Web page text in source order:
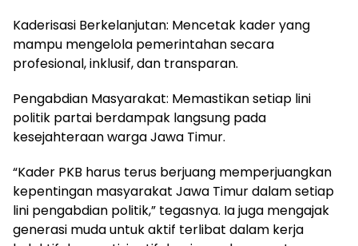
Kaderisasi Berkelanjutan: Mencetak kader yang
mampu mengelola pemerintahan secara
profesional, inklusif, dan transparan.
Pengabdian Masyarakat: Memastikan setiap lini
politik partai berdampak langsung pada
kesejahteraan warga Jawa Timur.
“Kader PKB harus terus berjuang memperjuangkan
kepentingan masyarakat Jawa Timur dalam setiap
lini pengabdian politik,” tegasnya. Ia juga mengajak
generasi muda untuk aktif terlibat dalam kerja